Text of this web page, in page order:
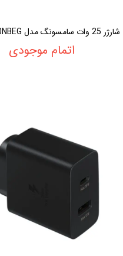
شارژر 25 وات سامسونگ مدل EP-TA800NBEG
اتمام موجودی